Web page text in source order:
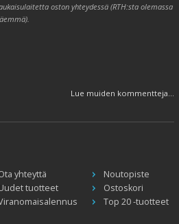
oston yhteydessä (RTH:sta olemassa
Lue muiden kommentteja...
yhteyttä
Noutopiste
tuotteet
Ostoskori
Top 20 -tuotteet